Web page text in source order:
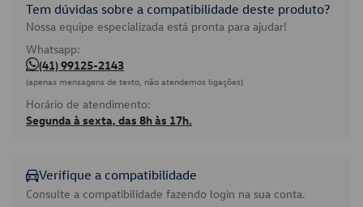
Tem dúvidas sobre a compatibilidade deste produto?
Nossa equipe especializada está pronta para ajudar!
Whatsapp:
(41) 99125-2143
(apenas mensagens de texto, não atendemos ligações)
Horário de atendimento:
Segunda à sexta, das 8h às 17h.
Verifique a compatibilidade
Consulte a compatibilidade fazendo login na sua conta.